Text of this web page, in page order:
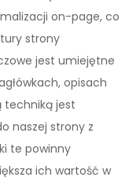
on-page, co
strony
jest umiejętne
opisach
techniką jest
naszej strony z
te powinny
ich wartość w